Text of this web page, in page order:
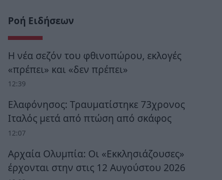
Ροή Ειδήσεων
Η νέα σεζόν του φθινοπώρου, εκλογές
«πρέπει» και «δεν πρέπει»
12:39
Ελαφόνησος: Τραυματίστηκε 73χρονος
Ιταλός μετά από πτώση από σκάφος
12:07
Αρχαία Ολυμπία: Οι «Εκκλησιάζουσες»
έρχονται στην στις 12 Αυγούστου 2026